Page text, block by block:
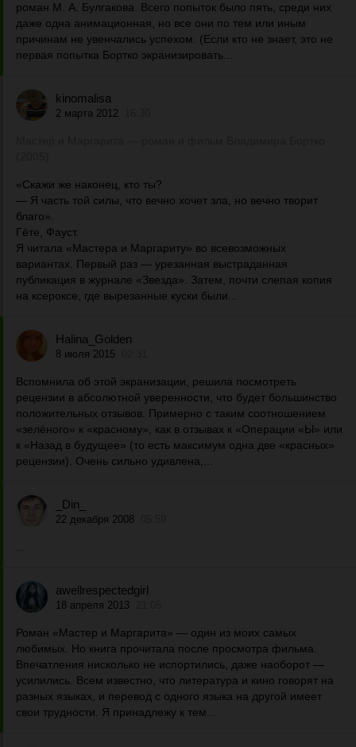
роман М. А. Булгакова. Всего попыток было пять, среди них
даже одна анимационная, но все они по тем или иным
причинам не увенчались успехом. (Если кто не знает, это не
первая попытка Бортко экранизировать...
kinomalisa
2 марта 2012
«Скажи же наконец, кто ты?
— Я часть той силы, что вечно хочет зла, но вечно творит
благо».
Гёте, Фауст.
Я читала «Мастера и Маргариту» во всевозможных
вариантах. Первый раз — урезанная выстраданная
публикация в журнале «Звезда». Затем, почти слепая копия
на ксероксе, где вырезанные куски были...
Halina_Golden
8 июля 2015
Вспомнила об этой экранизации, решила посмотреть
рецензии в абсолютной уверенности, что будет большинство
положительных отзывов. Примерно с таким соотношением
«зелёного» к «красному», как в отзывах к «Операции «Ы» или
к «Назад в будущее» (то есть максимум одна две «красных»
рецензии). Очень сильно удивлена,...
_Din_
22 декабря 2008
awellrespectedgirl
18 апреля 2013
Роман «Мастер и Маргарита» — один из моих самых
любимых. Но книга прочитала после просмотра фильма.
Впечатления нисколько не испортились, даже наоборот —
усилились. Всем известно, что литература и кино говорят на
разных языках, и перевод с одного языка на другой имеет
свои трудности. Я принадлежу к тем...